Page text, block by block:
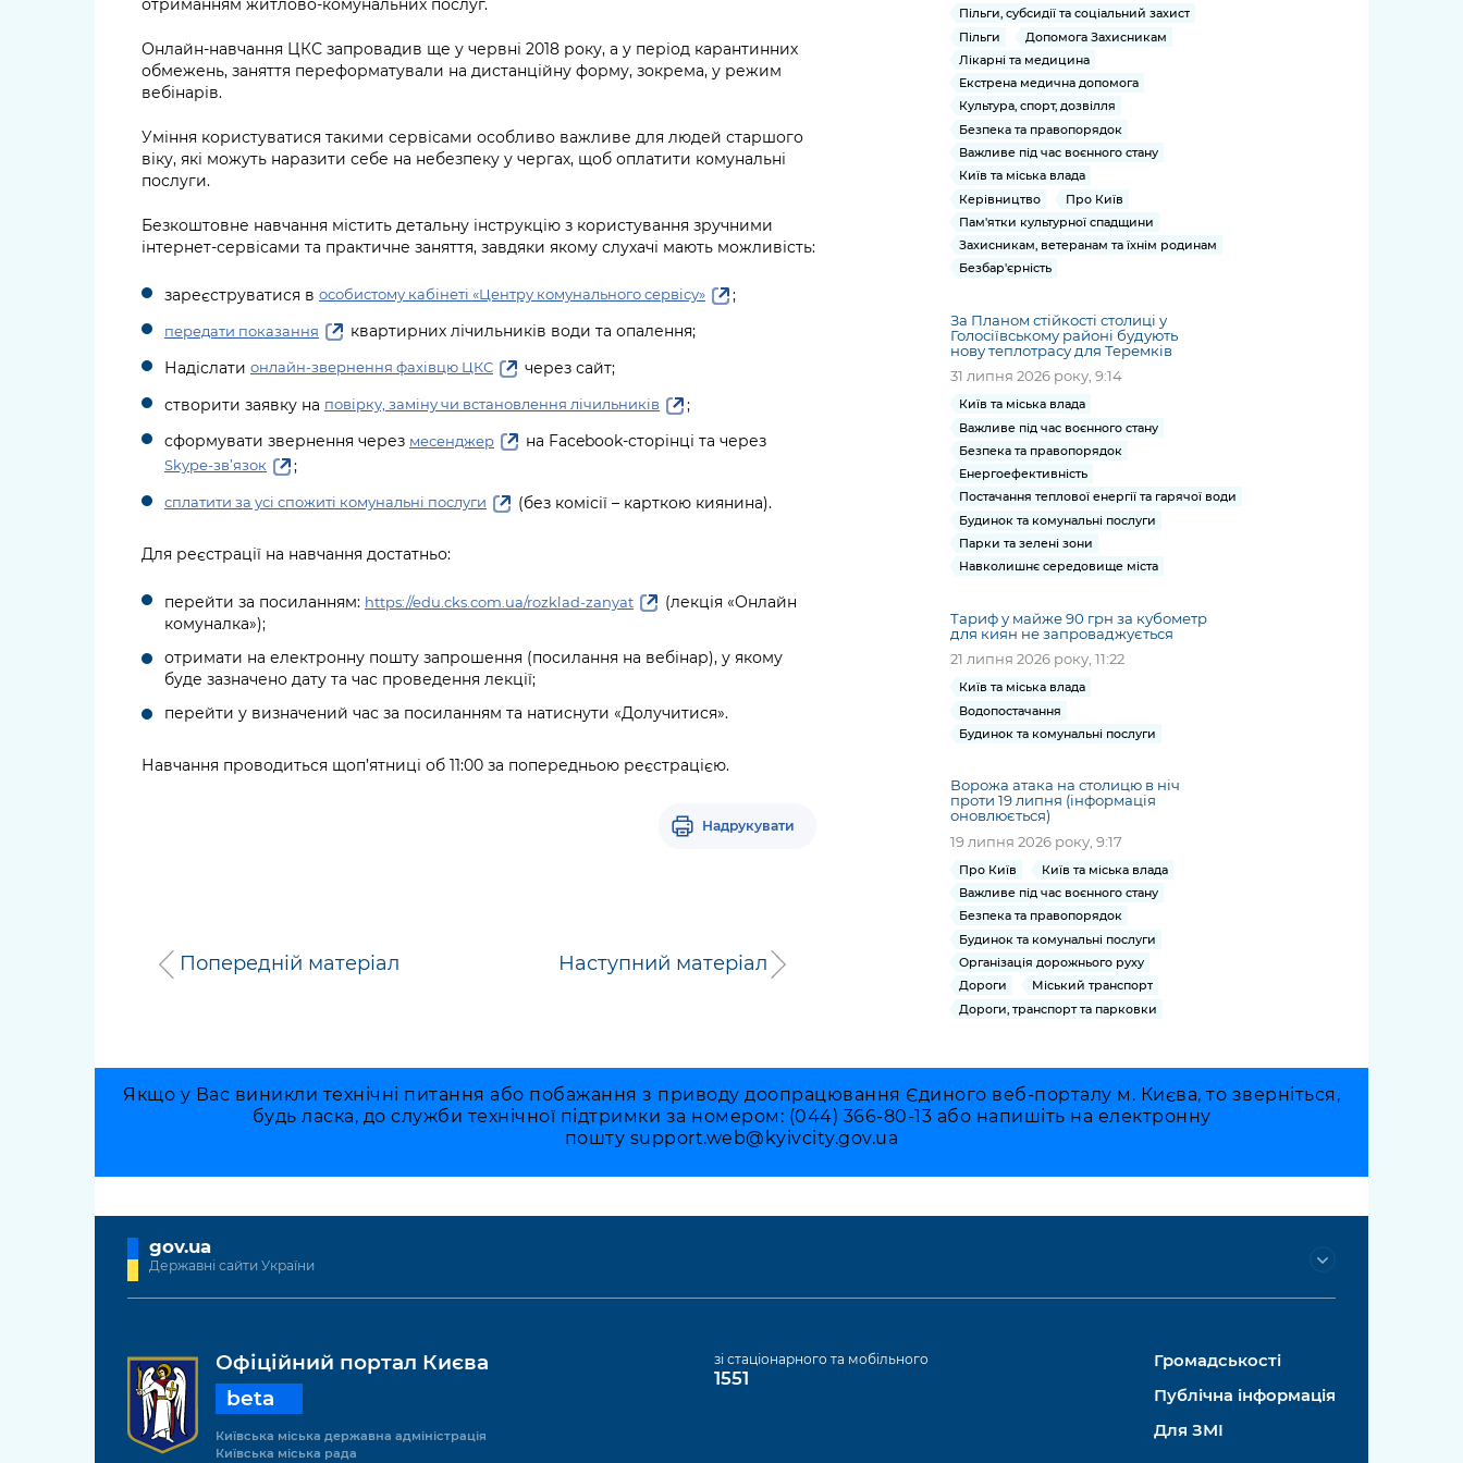
Онлайн-навчання ЦКС запровадив ще у червні 2018 року, а у період карантинних
обмежень, заняття переформатували на дистанційну форму, зокрема, у режим
вебінарів.
Уміння користуватися такими сервісами особливо важливе для людей старшого
віку, які можуть наразити себе на небезпеку у чергах, щоб оплатити комунальні
послуги.
Безкоштовне навчання містить детальну інструкцію з користування зручними
інтернет-сервісами та практичне заняття, завдяки якому слухачі мають можливість:
зареєструватися в особистому кабінеті «Центру комунального сервісу» ;
передати показання
квартирних лічильників води та опалення;
Надіслати онлайн-звернення фахівцю ЦКС
через сайт;
створити заявку на повірку, заміну чи встановлення лічильників
;
cформувати звернення через месенджер на Facebook-сторінці та через
Skype-зв’язок ;
сплатити за усі спожиті комунальні послуги (без комісії – карткою киянина).
Для реєстрації на навчання достатньо:
перейти за посиланням: https://edu.cks.com.ua/rozklad-zanyat
(лекція «Онлайн
комуналка»);
отримати на електронну пошту запрошення (посилання на вебінар), у якому
буде зазначено дату та час проведення лекції;
перейти у визначений час за посиланням та натиснути «Долучитися».
Навчання проводиться щоп’ятниці об 11:00 за попередньою реєстрацією.
Надрукувати
Попередній матеріал Наступний матеріал
Пільги, субсидії та соціальний захист
Пільги
Допомога Захисникам
Лікарні та медицина
Екстрена медична допомога
Культура, спорт, дозвілля
Безпека та правопорядок
Важливе під час воєнного стану
Київ та міська влада
Керівництво
Про Київ
Пам'ятки культурної спадщини
Захисникам, ветеранам та їхнім родинам
Безбар'єрність
За Планом стійкості столиці у
Голосіївському районі будують
нову теплотрасу для Теремків
31 липня 2026 року, 9:14
Київ та міська влада
Важливе під час воєнного стану
Безпека та правопорядок
Енергоефективність
Постачання теплової енергії та гарячої води
Будинок та комунальні послуги
Парки та зелені зони
Навколишнє середовище міста
Тариф у майже 90 грн за кубометр
для киян не запроваджується
21 липня 2026 року, 11:22
Київ та міська влада
Водопостачання
Будинок та комунальні послуги
Ворожа атака на столицю в ніч
проти 19 липня (інформація
оновлюється)
19 липня 2026 року, 9:17
Про Київ
Київ та міська влада
Важливе під час воєнного стану
Безпека та правопорядок
Будинок та комунальні послуги
Організація дорожнього руху
Дороги
Міський транспорт
Дороги, транспорт та парковки
Якщо у Вас виникли технічні питання або побажання з приводу доопрацювання Єдиного веб-порталу м. Києва, то зверніться,
будь ласка, до служби технічної підтримки за номером: (044) 366-80-13 або напишіть на електронну
пошту support.web@kyivcity.gov.ua
gov.ua
Державні сайти України
Офіційний портал Києва
beta
Київська міська державна адміністрація
Київська міська рада
зі стаціонарного та мобільного
1551
Громадськості
Публічна інформація
Для ЗМІ